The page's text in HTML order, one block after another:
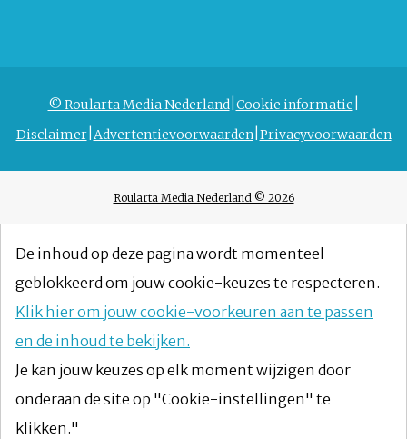
© Roularta Media Nederland Cookie informatie
Disclaimer Advertentievoorwaarden Privacyvoorwaarden
Roularta Media Nederland © 2026
De inhoud op deze pagina wordt momenteel
geblokkeerd om jouw cookie-keuzes te respecteren.
Klik hier om jouw cookie-voorkeuren aan te passen
en de inhoud te bekijken.
Je kan jouw keuzes op elk moment wijzigen door
onderaan de site op "Cookie-instellingen" te
klikken."